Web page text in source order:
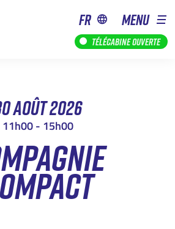
Télécabine ouverte
fr MENU
AOÛT 2026
11h00 - 15h00